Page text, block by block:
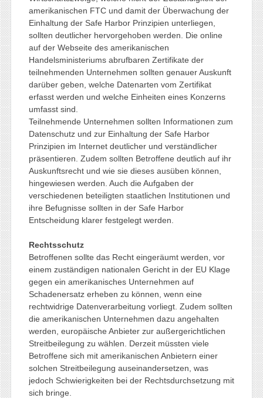
amerikanischen FTC und damit der Überwachung der
Einhaltung der Safe Harbor Prinzipien unterliegen,
sollten deutlicher hervorgehoben werden. Die online
auf der Webseite des amerikanischen
Handelsministeriums abrufbaren Zertifikate der
teilnehmenden Unternehmen sollten genauer Auskunft
darüber geben, welche Datenarten vom Zertifikat
erfasst werden und welche Einheiten eines Konzerns
umfasst sind.
Teilnehmende Unternehmen sollten Informationen zum
Datenschutz und zur Einhaltung der Safe Harbor
Prinzipien im Internet deutlicher und verständlicher
präsentieren. Zudem sollten Betroffene deutlich auf ihr
Auskunftsrecht und wie sie dieses ausüben können,
hingewiesen werden. Auch die Aufgaben der
verschiedenen beteiligten staatlichen Institutionen und
ihre Befugnisse sollten in der Safe Harbor
Entscheidung klarer festgelegt werden.
Rechtsschutz
Betroffenen sollte das Recht eingeräumt werden, vor
einem zuständigen nationalen Gericht in der EU Klage
gegen ein amerikanisches Unternehmen auf
Schadenersatz erheben zu können, wenn eine
rechtwidrige Datenverarbeitung vorliegt. Zudem sollten
die amerikanischen Unternehmen dazu angehalten
werden, europäische Anbieter zur außergerichtlichen
Streitbeilegung zu wählen. Derzeit müssten viele
Betroffene sich mit amerikanischen Anbietern einer
solchen Streitbeilegung auseinandersetzen, was
jedoch Schwierigkeiten bei der Rechtsdurchsetzung mit
sich bringe.